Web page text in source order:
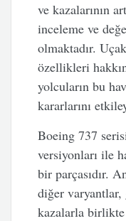
ve kazalarının
inceleme ve
olmaktadır.
özellikleri
yolcuların bu
kararlarını
Boeing 737
versiyonları ile
bir parçasıdır.
diğer varyantlar,
kazalarla